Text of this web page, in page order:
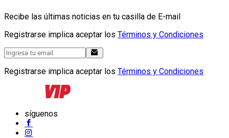
Recibe las últimas noticias en tu casilla de E-mail
Registrarse implica aceptar los Términos y Condiciones
Registrarse implica aceptar los Términos y Condiciones
síguenos